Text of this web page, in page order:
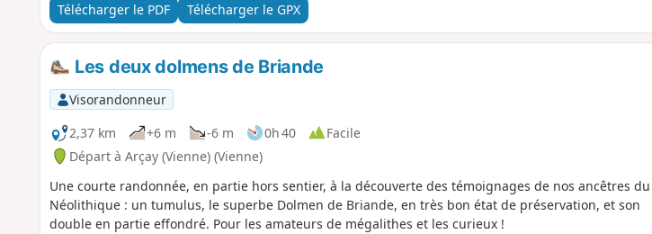
Télécharger le PDF Télécharger le GPX
Les deux dolmens de Briande
Visorandonneur
2,37 km
+6 m -6 m 0h 40
Facile
Départ à Arçay (Vienne) (Vienne)
Une courte randonnée, en partie hors sentier, à la découverte des témoignages de nos ancêtres du
Néolithique : un tumulus, le superbe Dolmen de Briande, en très bon état de préservation, et son
double en partie effondré. Pour les amateurs de mégalithes et les curieux !